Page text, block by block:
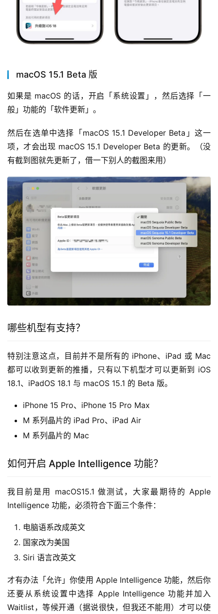
macOS 15.1 Beta 版
如果是 macOS 的话，开启「系统设置」，然后选择「一
般」功能的「软件更新」。
然后在选单中选择「macOS 15.1 Developer Beta」这一
项，才会出现 macOS 15.1 Developer Beta 的更新。（没
有截到图就先更新了，借一下别人的截图来用）
哪些机型有支持？
特别注意这点，目前并不是所有的 iPhone、iPad 或 Mac
都可以收到更新的推播，只有以下机型才可以更新到 iOS
18.1、iPadOS 18.1 与 macOS 15.1 的 Beta 版。
iPhone 15 Pro、iPhone 15 Pro Max
M 系列晶片的 iPad Pro、iPad Air
M 系列晶片的 Mac
如何开启 Apple Intelligence 功能？
我目前是用 macOS15.1 做测试，大家最期待的 Apple
Intelligence 功能，必须符合下面三个条件：
电脑语系改成英文
国家改为美国
Siri 语言改英文
才有办法「允许」你使用 Apple Intelligence 功能，然后你
还要从系统设置中选择 Apple Intelligence 功能并加入
Waitlist，等候开通（据说很快，但我还不能用）才可以使